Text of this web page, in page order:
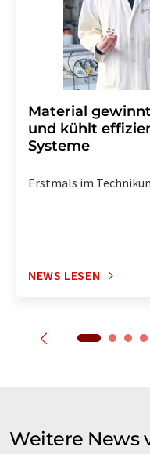
enthalten.
Material
und kühlt
Systeme
Erstmals im
NEWS LESEN
Weitere News